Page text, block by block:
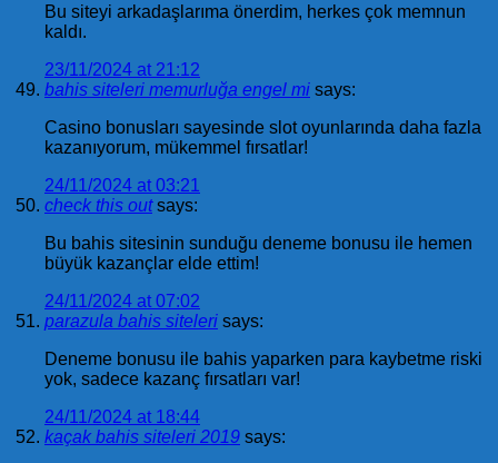
Bu siteyi arkadaşlarıma önerdim, herkes çok memnun
kaldı.
23/11/2024 at 21:12
bahis siteleri memurluğa engel mi says:
Casino bonusları sayesinde slot oyunlarında daha fazla
kazanıyorum, mükemmel fırsatlar!
24/11/2024 at 03:21
check this out says:
Bu bahis sitesinin sunduğu deneme bonusu ile hemen
büyük kazançlar elde ettim!
24/11/2024 at 07:02
parazula bahis siteleri says:
Deneme bonusu ile bahis yaparken para kaybetme riski
yok, sadece kazanç fırsatları var!
24/11/2024 at 18:44
kaçak bahis siteleri 2019 says: